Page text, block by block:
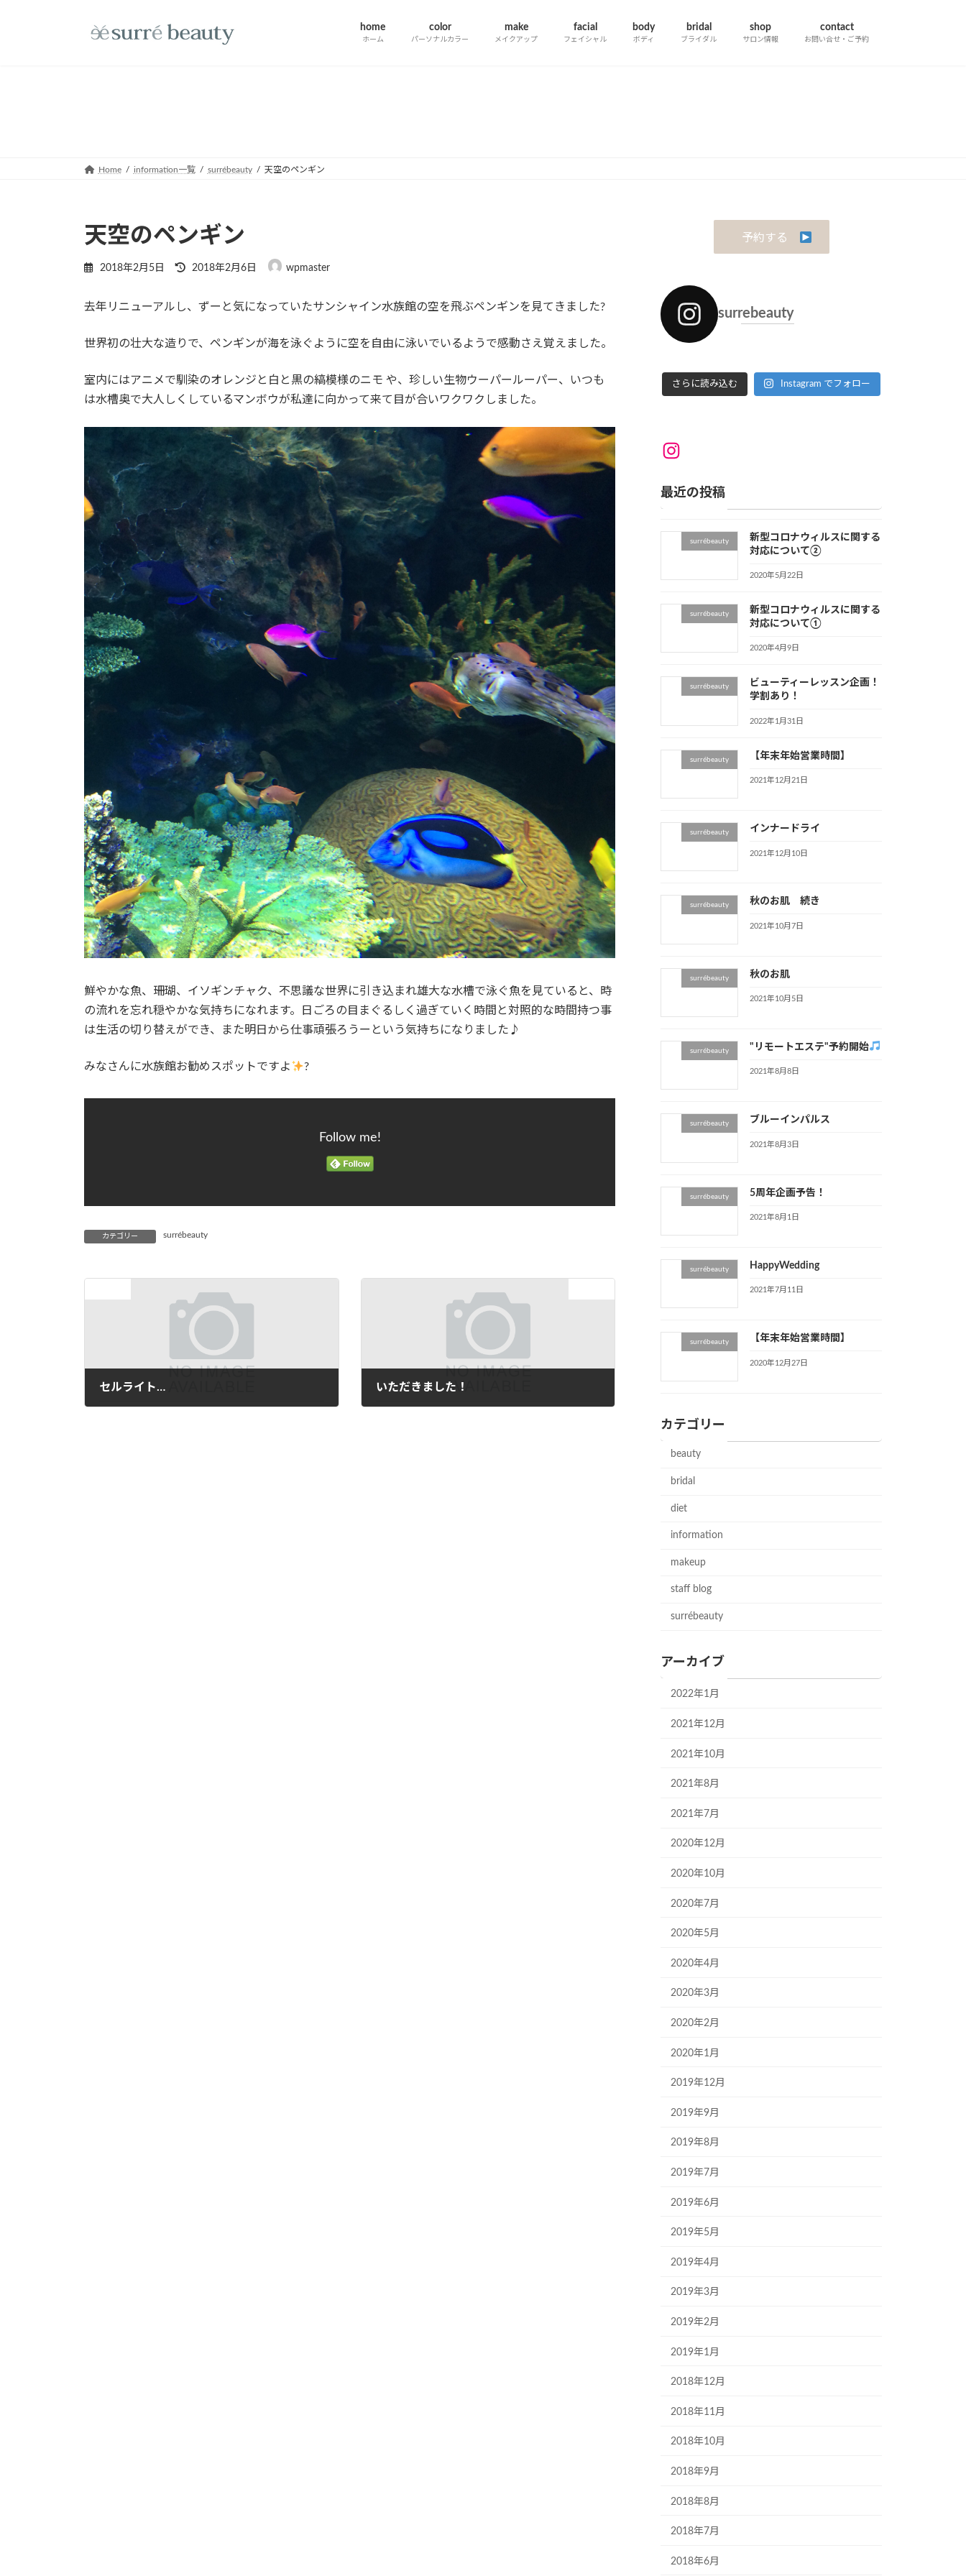
home
ホーム
color
パーソナルカラー
make
メイクアップ
facial
フェイシャル
body
ボディ
bridal
ブライダル
shop
サロン情報
contact
お問い合せ・ご予約
Home information一覧 surrébeauty 天空のペンギン
天空のペンギン
2018年2月5日
最
新
時
2018年2月6日 wpmaster
去年リニューアルし、ずーと気になっていたサンシャイン水族館の空を飛ぶペンギンを見てきました?
世界初の壮大な造りで、ペンギンが海を泳ぐように空を自由に泳いでいるようで感動さえ覚えました。
室内にはアニメで馴染のオレンジと白と黒の縞模様のニモ や、珍しい生物ウーパールーパー、いつも
は水槽奥で大人しくしているマンボウが私達に向かって来て目が合いワクワクしました。
鮮やかな魚、珊瑚、イソギンチャク、不思議な世界に引き込まれ雄大な水槽で泳ぐ魚を見ていると、時
の流れを忘れ穏やかな気持ちになれます。日ごろの目まぐるしく過ぎていく時間と対照的な時間持つ事
は生活の切り替えができ、また明日から仕事頑張ろうーという気持ちになりました♪
みなさんに水族館お勧めスポットですよ ?
Follow me!
カテゴリー surrébeauty
セルライト… いただきました！
予約する
surrebeauty
さらに読み込む Instagram でフォロー
Instagram
最近の投稿
surrébeauty
新型コロナウィルスに関する
対応について②
2020年5月22日
surrébeauty
新型コロナウィルスに関する
対応について①
2020年4月9日
surrébeauty
ビューティーレッスン企画！
学割あり！
2022年1月31日
surrébeauty 【年末年始営業時間】
2021年12月21日
surrébeauty インナードライ
2021年12月10日
surrébeauty 秋のお肌 続き
2021年10月7日
surrébeauty 秋のお肌
2021年10月5日
surrébeauty "リモートエステ"予約開始
2021年8月8日
surrébeauty ブルーインパルス
2021年8月3日
surrébeauty 5周年企画予告！
2021年8月1日
surrébeauty HappyWedding
2021年7月11日
surrébeauty 【年末年始営業時間】
2020年12月27日
カテゴリー
beauty
bridal
diet
information
makeup
staff blog
surrébeauty
アーカイブ
2022年1月
2021年12月
2021年10月
2021年8月
2021年7月
2020年12月
2020年10月
2020年7月
2020年5月
2020年4月
2020年3月
2020年2月
2020年1月
2019年12月
2019年9月
2019年8月
2019年7月
2019年6月
2019年5月
2019年4月
2019年3月
2019年2月
2019年1月
2018年12月
2018年11月
2018年10月
2018年9月
2018年8月
2018年7月
2018年6月